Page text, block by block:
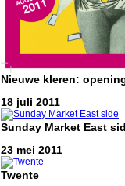
Nieuwe kleren:
18 juli 2011
Sunday Market East
23 mei 2011
Twente